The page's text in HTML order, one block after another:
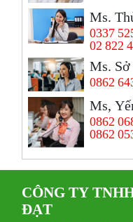
Ms.
0337
02 822
Ms. Sở
0862
Ms,
0862
0862
CÔNG TY
ĐẠT